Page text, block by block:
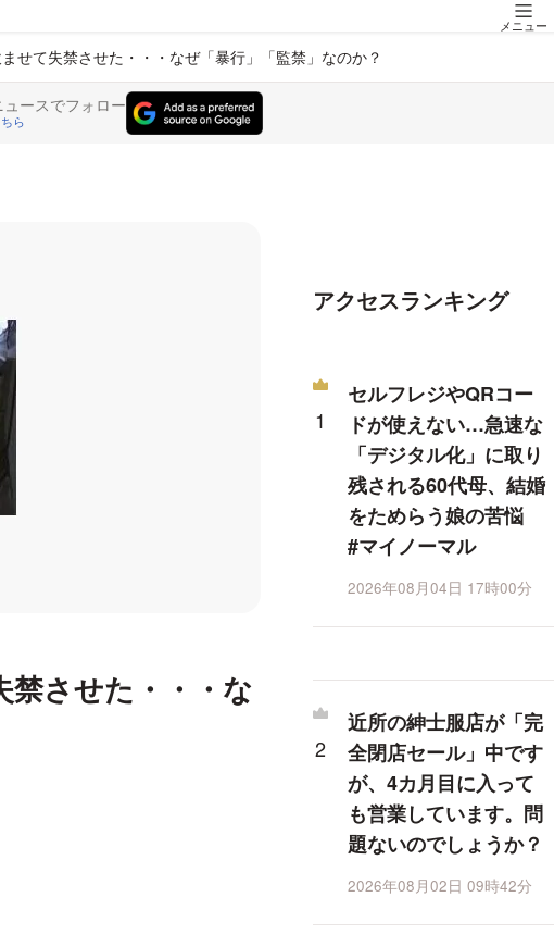
メニュー
せて失禁させた・・・なぜ「暴行」「監禁」なのか？
ースでフォロー
ら
禁させた・・・な
アクセスランキング
セルフレジやQRコー
ドが使えない…急速な
「デジタル化」に取り
残される60代母、結婚
をためらう娘の苦悩
#マイノーマル
2026年08月04日 17時00分
近所の紳士服店が「完
全閉店セール」中です
が、4カ月目に入って
も営業しています。問
題ないのでしょうか？
2026年08月02日 09時42分